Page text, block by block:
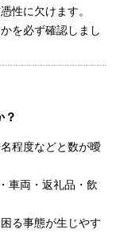
性に欠けます。
を必ず確認しまし
？
程度などと数が曖
車両・返礼品・飲
る事態が生じやす